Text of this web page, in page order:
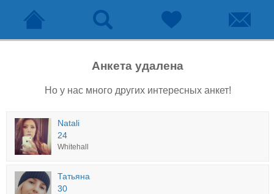
Анкета удалена
Но у нас много других интересных анкет!
Natali
24
Whitehall
Татьяна
30